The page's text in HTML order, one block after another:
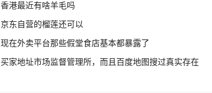
香港最近有啥羊毛吗
京东自营的榴莲还可以
现在外卖平台那些假堂食店基本都暴露了
买家地址市场监督管理所，而且百度地图搜过真实存在